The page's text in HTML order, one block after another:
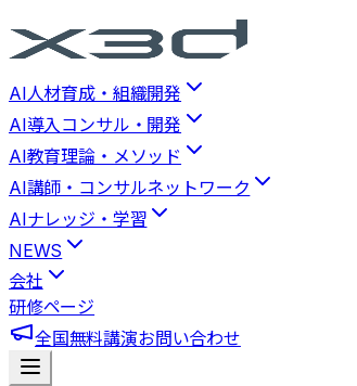
AI人材育成・組織開発
AI導入コンサル・開発
AI教育理論・メソッド
AI講師・コンサルネットワーク
AIナレッジ・学習
NEWS
会社
研修ページ
全国無料講演お問い合わせ